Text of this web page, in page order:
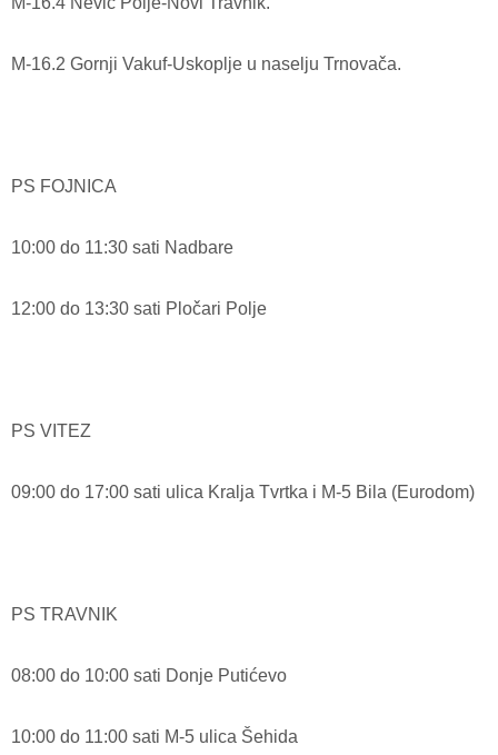
M-16.2 Gornji Vakuf-Uskoplje u naselju Trnovača.
PS FOJNICA
10:00 do 11:30 sati Nadbare
12:00 do 13:30 sati Pločari Polje
PS VITEZ
09:00 do 17:00 sati ulica Kralja Tvrtka i M-5 Bila (Eurodom)
PS TRAVNIK
08:00 do 10:00 sati Donje Putićevo
10:00 do 11:00 sati M-5 ulica Šehida